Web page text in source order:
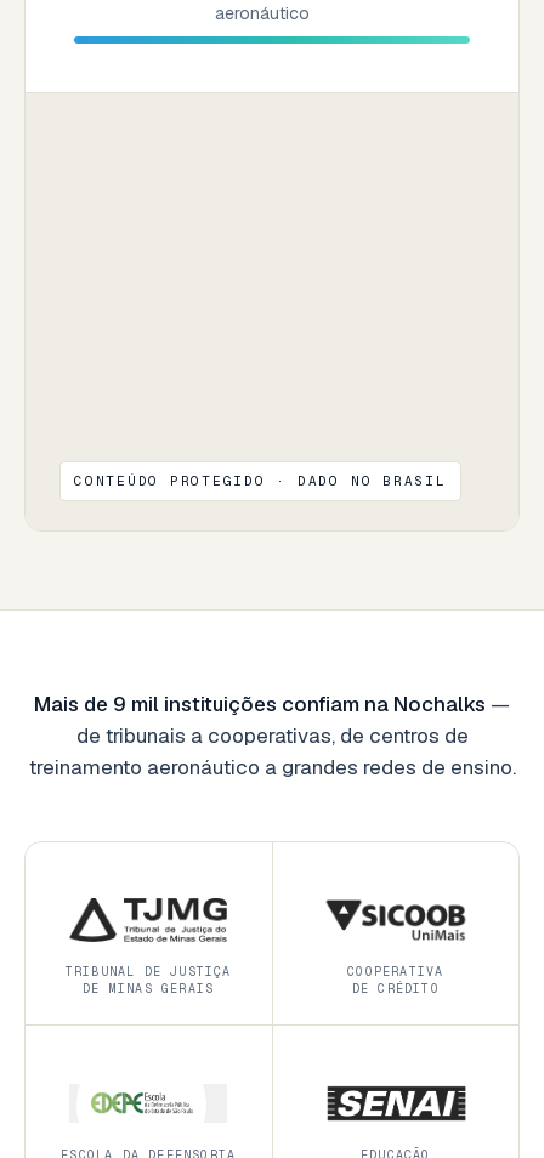
aeronáutico
CONTEÚDO PROTEGIDO · DADO NO BRASIL
Mais de 9 mil instituições confiam na Nochalks —
de tribunais a cooperativas, de centros de
treinamento aeronáutico a grandes redes de ensino.
TRIBUNAL DE JUSTIÇA
DE MINAS GERAIS
COOPERATIVA
DE CRÉDITO